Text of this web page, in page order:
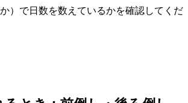
か）で日数を数えているかを確認してくだ